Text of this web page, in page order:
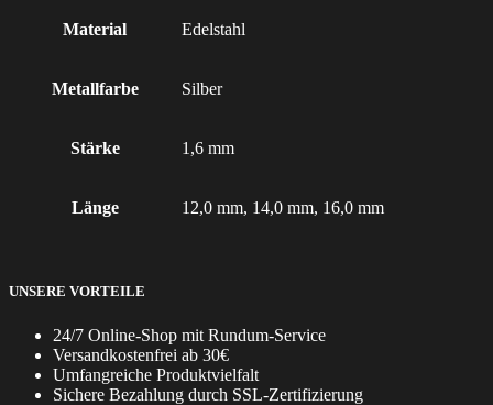
Material Edelstahl
Metallfarbe Silber
Stärke 1,6 mm
Länge 12,0 mm, 14,0 mm, 16,0 mm
UNSERE VORTEILE
24/7 Online-Shop mit Rundum-Service
Versandkostenfrei ab 30€
Umfangreiche Produktvielfalt
Sichere Bezahlung durch SSL-Zertifizierung